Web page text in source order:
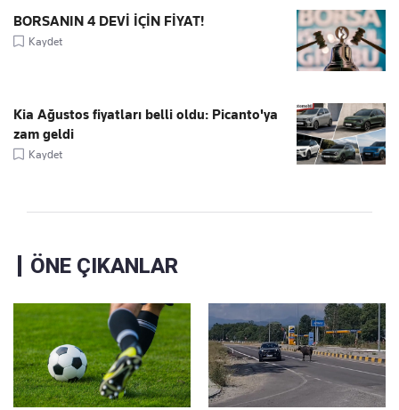
BORSANIN 4 DEVİ İÇİN FİYAT!
Kaydet
Kia Ağustos fiyatları belli oldu: Picanto'ya
zam geldi
Kaydet
ÖNE ÇIKANLAR